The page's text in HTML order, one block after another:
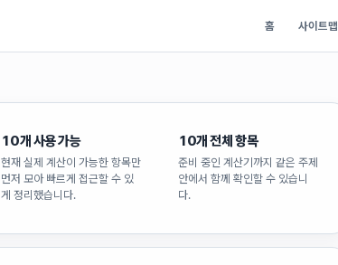
홈 사이트맵
10개 사용 가능
현재 실제 계산이 가능한 항목만
먼저 모아 빠르게 접근할 수 있
게 정리했습니다.
10개 전체 항목
준비 중인 계산기까지 같은 주제
안에서 함께 확인할 수 있습니
다.